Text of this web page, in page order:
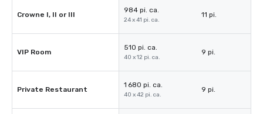
Crowne I, II or III
984 pi. ca.
24 x 41 pi. ca.
11 pi.
VIP Room
510 pi. ca.
40 x 12 pi. ca.
9 pi.
Private Restaurant
1 680 pi. ca.
40 x 42 pi. ca.
9 pi.